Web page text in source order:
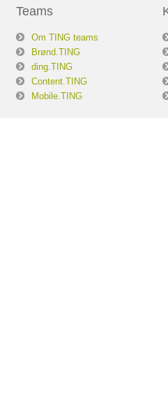
Teams
Om TING teams
Brønd.TING
ding.TING
Content.TING
Mobile.TING